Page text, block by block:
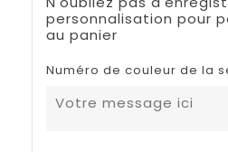
personnalisation pour
au panier
Numéro de couleur de la